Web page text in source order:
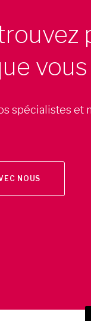
spécialistes et
NOUS